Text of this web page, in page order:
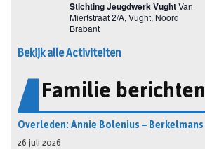
Bekijk alle Activiteiten
Familie berichten
Overleden: Annie Bolenius – Berkelmans
26 juli 2026